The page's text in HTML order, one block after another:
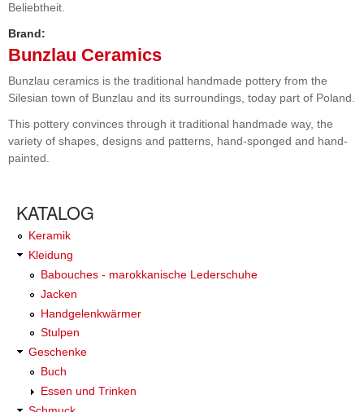
Beliebtheit.
Brand:
Bunzlau Ceramics
Bunzlau ceramics is the traditional handmade pottery from the
Silesian town of Bunzlau and its surroundings, today part of Poland.
This pottery convinces through it traditional handmade way, the
variety of shapes, designs and patterns, hand-sponged and hand-
painted.
KATALOG
Keramik
Kleidung
Babouches - marokkanische Lederschuhe
Jacken
Handgelenkwärmer
Stulpen
Geschenke
Buch
Essen und Trinken